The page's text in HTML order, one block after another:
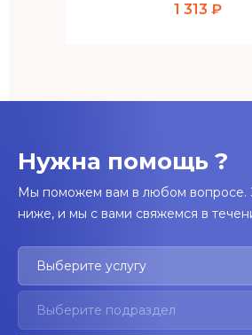
1 313 ₽
Нужна помощь ?
Мы поможем вам в любом вопросе.
ниже, и мы с вами свяжемся в
Выберите услугу
Выберите подраздел